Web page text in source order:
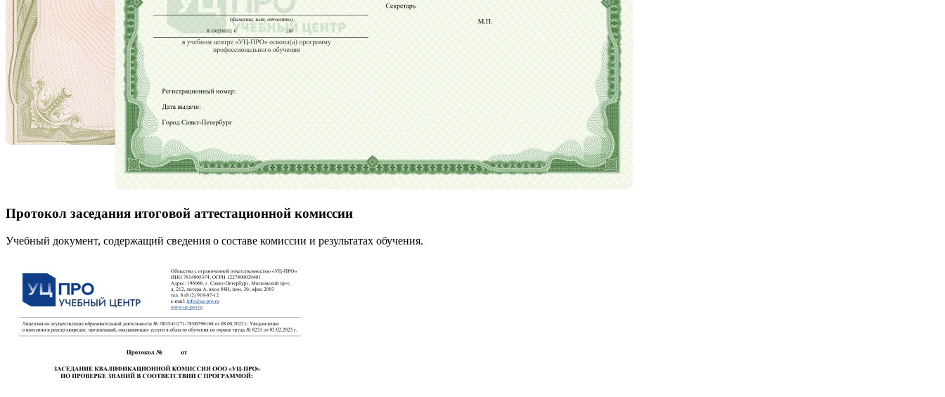
Протокол заседания итоговой аттестационной комиссии
Учебный документ, содержащий сведения о составе комиссии и результатах обучения.